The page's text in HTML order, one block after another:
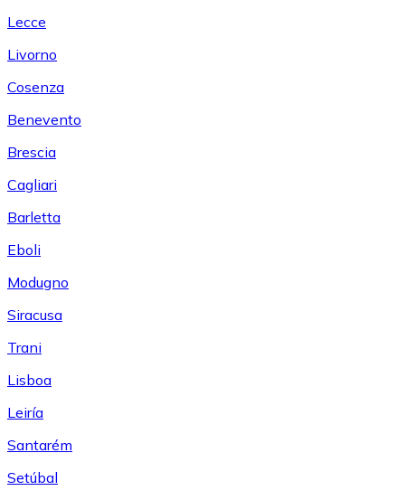
Lecce
Livorno
Cosenza
Benevento
Brescia
Cagliari
Barletta
Eboli
Modugno
Siracusa
Trani
Lisboa
Leiría
Santarém
Setúbal